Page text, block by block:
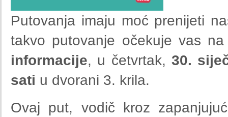
Putovanja imaju moć prenijeti
takvo putovanje očekuje vas
informacije, u četvrtak, 30.
sati u dvorani 3. krila.
Ovaj put, vodič kroz